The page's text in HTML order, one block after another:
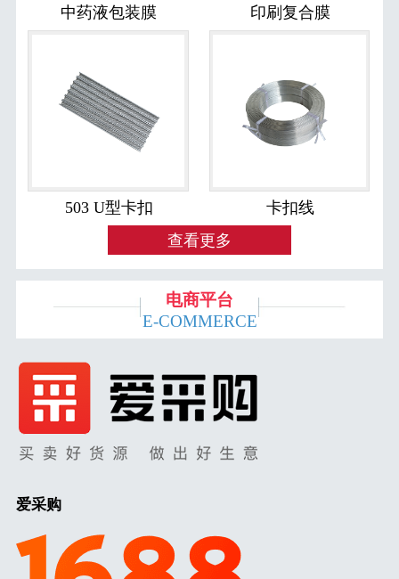
中药液包装膜 印刷复合膜
503 U型卡扣
卡扣线
查看更多
电商平台
E-COMMERCE
爱采购